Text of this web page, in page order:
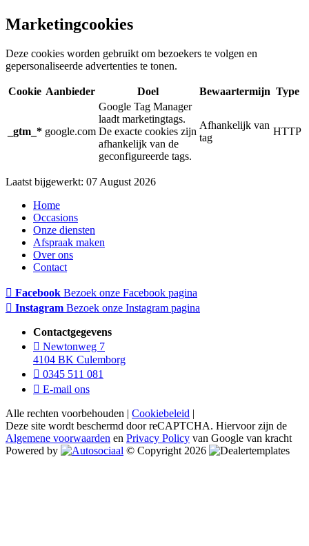
Marketingcookies
Deze cookies worden gebruikt om bezoekers te volgen en
gepersonaliseerde advertenties te tonen.
Cookie Aanbieder Doel Bewaartermijn Type
_gtm_* google.com
Google Tag Manager
laadt marketingtags.
De exacte cookies zijn
afhankelijk van de
geconfigureerde tags.
Afhankelijk van
tag
HTTP
Laatst bijgewerkt: 07 August 2026
Home
Occasions
Onze diensten
Afspraak maken
Over ons
Contact
Facebook Bezoek onze Facebook pagina
Instagram Bezoek onze Instagram pagina
Contactgegevens
Newtonweg 7
4104 BK Culemborg
0345 511 081
E-mail ons
Alle rechten voorbehouden | Cookiebeleid |
Deze site wordt beschermd door reCAPTCHA. Hiervoor zijn de
Algemene voorwaarden en Privacy Policy van Google van kracht
Powered by
© Copyright 2026